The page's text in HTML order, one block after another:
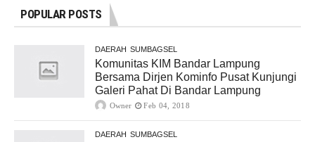
POPULAR POSTS
DAERAH SUMBAGSEL
Komunitas KIM Bandar Lampung
Bersama Dirjen Kominfo Pusat Kunjungi
Galeri Pahat Di Bandar Lampung
Owner Feb 04, 2018
DAERAH SUMBAGSEL